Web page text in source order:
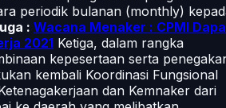
periodik bulanan (monthly)
: Wacana Menaker : CPMI
2021 Ketiga, dalam rangka
kepesertaan serta
kembali Koordinasi Fungsional
dan Kemnaker dari